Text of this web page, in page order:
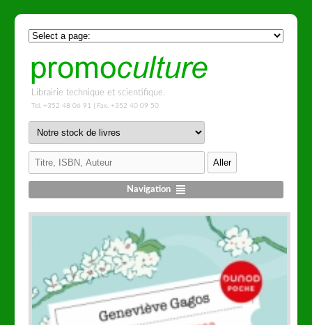
Librairie technique et scientifique.
Tel. +352 48 06 91 | Fax. +352 40 09 50
Navigation